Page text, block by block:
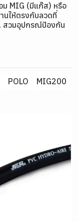
ม MIG (มีแก๊ส) หรือ
นให้ตรงกับลวดที่
สวมอุปกรณ์ป้องกัน
POLO MIG200